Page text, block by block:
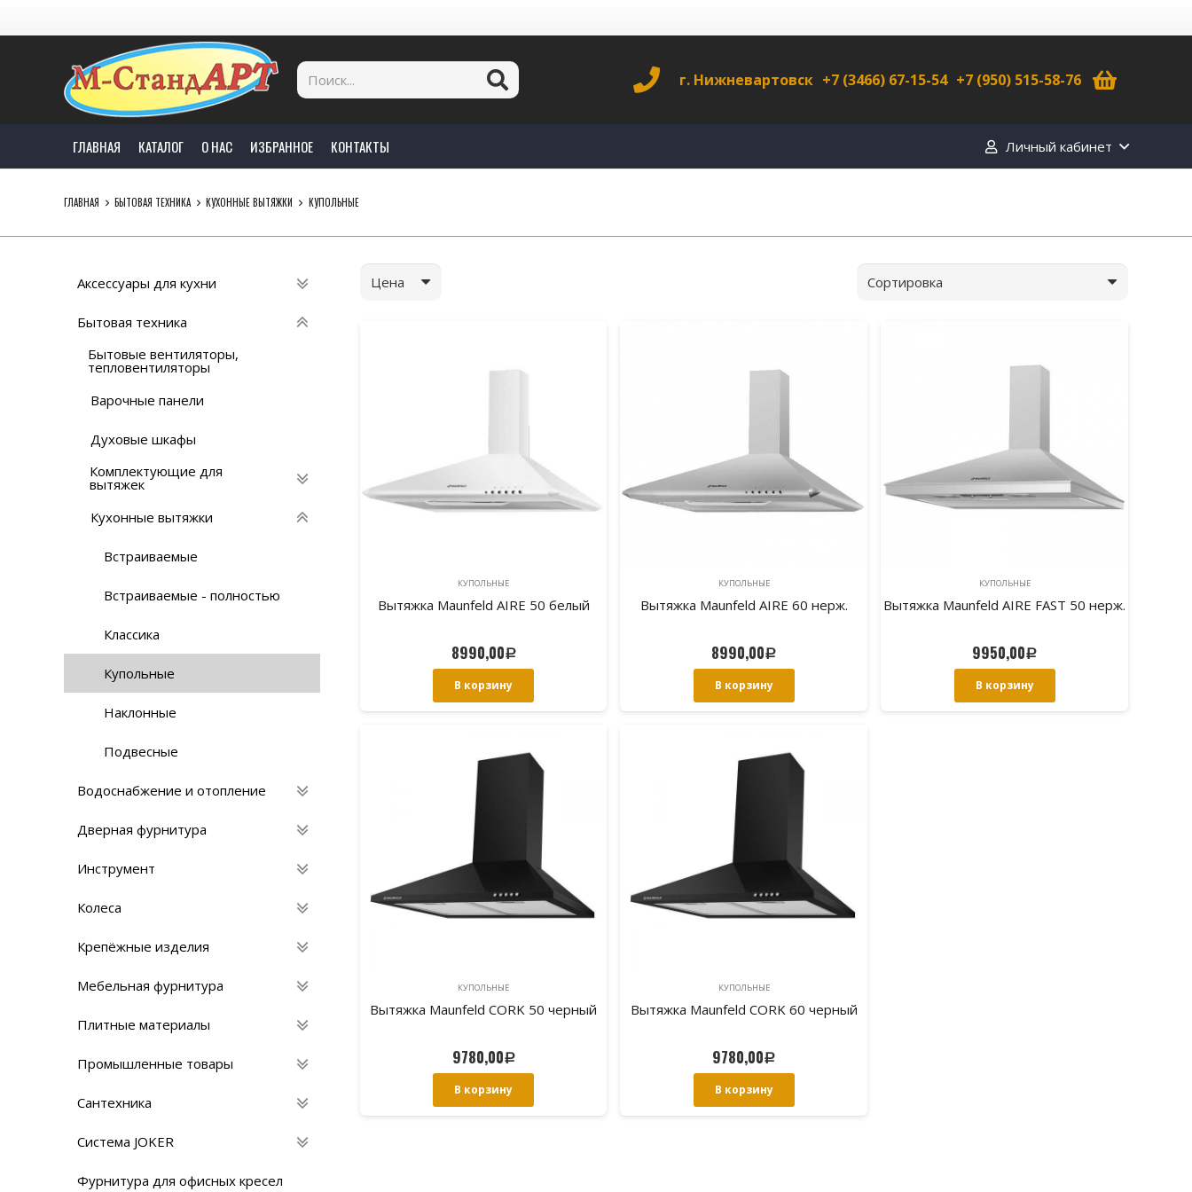
г. Нижневартовск +7 (3466) 67-15-54 +7 (950) 515-58-76
ГЛАВНАЯ КАТАЛОГ О НАС ИЗБРАННОЕ КОНТАКТЫ Личный кабинет
ГЛАВНАЯ БЫТОВАЯ ТЕХНИКА КУХОННЫЕ ВЫТЯЖКИ КУПОЛЬНЫЕ
Аксессуары для кухни
Бытовая техника
Бытовые вентиляторы,
тепловентиляторы
Варочные панели
Духовые шкафы
Комплектующие для
вытяжек
Кухонные вытяжки
Встраиваемые
Встраиваемые - полностью
Классика
Купольные
Наклонные
Подвесные
Водоснабжение и отопление
Дверная фурнитура
Инструмент
Колеса
Крепёжные изделия
Мебельная фурнитура
Плитные материалы
Промышленные товары
Сантехника
Система JOKER
Фурнитура для офисных кресел
Цена
КУПОЛЬНЫЕ
Вытяжка Maunfeld AIRE 50 белый
8990,00Р
В корзину
КУПОЛЬНЫЕ
Вытяжка Maunfeld AIRE 60 нерж.
8990,00Р
В корзину
КУПОЛЬНЫЕ
Вытяжка Maunfeld AIRE FAST 50 нерж.
9950,00Р
В корзину
КУПОЛЬНЫЕ
Вытяжка Maunfeld CORK 50 черный
9780,00Р
В корзину
КУПОЛЬНЫЕ
Вытяжка Maunfeld CORK 60 черный
9780,00Р
В корзину